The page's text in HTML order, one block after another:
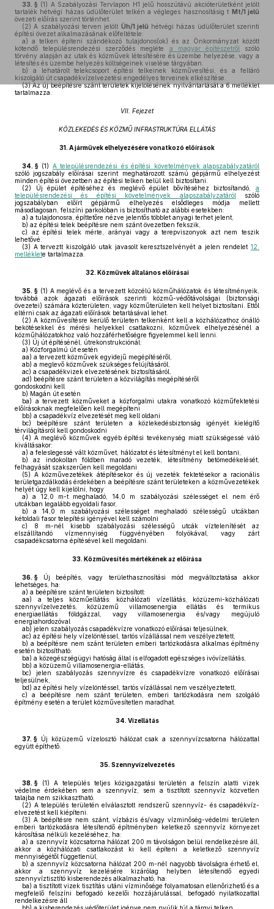
33. § (1) A Szabályozási Tervlapon H1 jelű hosszútávú akcióterületként jelölt
tartalék hétvégi házas üdülőterület telkén a végleges hasznosításig t Mt/1 jelű
övezeti előírás szerint történhet.
(2) A szabályozási terven jelölt Üh/1 jelű hétvégi házas üdülőterület szerinti
építési övezet alkalmazásának előfeltétele:
a) a telken építeni szándékozó tulajdonos(ok) és az Önkormányzat között
kötendő településrendezési szerződés megléte a magyar építészetről szóló
törvény alapján az utak és közművek létesítésére és üzembe helyezése, vagy a
létesítés és üzembe helyezés költségeinek viselése tárgyában.
b) a lehatárolt telekcsoport építési telkeinek közművesítési, és a feltáró
kiszolgáló út csapadékvízelvezetési engedélyes terveinek elkészítése.
(3)Az új beépítésre szánt területek kijelölésének nyilvántartását a 6.melléklet
tartalmazza.
VII. Fejezet
KÖZLEKEDÉS ÉS KÖZMŰ INFRASTRUKTÚRA ELLÁTÁS
31. A járművek elhelyezésére vonatkozó előírások
34. § (1) A településrendezési és építési követelmények alapszabályzatáról
szóló jogszabály előírásai szerint meghatározott számú gépjármű elhelyezést
minden építési övezetben az építési telken belül kell biztosítani.
(2) Új épület építéséhez és meglévő épület bővítéséhez biztosítandó, a
településrendezési és építési követelmények alapszabályzatáról szóló
jogszabályban előírt gépjármű elhelyezés elsődleges módja mellett
másodlagosan, felszíni parkolóban is biztosítható az alábbi esetekben:
a) a tulajdonosra, építtetőre nézve jelentős többlet anyagi terhet jelent,
b) az építési telek beépítésre nem szánt övezetben fekszik,
c) az építési telek mérte, arányai vagy a terepviszonyok azt nem teszik
lehetővé.
(3) A terveztt kiszolgáló utak javasolt keresztszelvényét a jelen rendelet 12.
melléklete tartalmazza.
32. Közművek általános előírásai
35. § (1) A meglévő és a tervezett közcélú közműhálózatok és létesítményeik,
továbbá azok ágazati előírások szerinti közmű-védőtávolságai (biztonsági
övezetei) számára közterületen, vagy közműterületen kell helyet biztosítani. Ettől
eltérni csak az ágazati előírások betartásával lehet.
(2) A közművesítésre kerülő területen telkenként kell a közhálózathoz önálló
bekötésekkel és mérési helyekkel csatlakozni, közművek elhelyezésénél a
közműhálózatokhoz való hozzáférhetőségre figyelemmel kell lenni.
(3) Új út építésénél, útrekonstrukciónál:
a) Közforgalmú út esetén
aa) a tervezett közművek egyidejű megépítéséről,
ab) a meglevő közművek szükséges felújításáról,
ac) a csapadékvizek elvezetésének biztosításáról,
ad) beépítésre szánt területen a közvilágítás megépítéséről
gondoskodni kell
b) Magán út esetén
ba) a tervezett közműveket a közforgalmi utakra vonatkozó közműfektetési
előírásoknak megfelelően kell megépíteni
bb) a csapadékvíz elvezetését meg kell oldani
bc) beépítésre szánt területen a közlekedésbiztonság igényét kielégítő
térvilágításról kell gondoskodni
(4) A meglévő közművek egyéb építési tevékenység miatt szükségessé váló
kiváltásakor:
a) a feleslegessé vált közművet, hálózatot és létesítményt el kell bontani,
b) az indokoltan földben maradó vezeték, létesítmény betömedékelését,
felhagyását szakszerűen kell megoldani
(5) A közművezetékek átépítésekor és új vezeték fektetésekor a racionális
területgazdálkodás érdekében a beépítésre szánt területeken a közművezetékek
helyét úgy kell kijelölni, hogy
a) a 12,0 m-t meghaladó, 14,0 m szabályozási szélességet el nem érő
utcákban legalább egyoldali fasor,
b) a 14,0 m szabályozási szélességet meghaladó szélességű utcákban
kétoldali fasor telepítési igényével kell számolni
c) 8 m-nél kisebb szabályozási szélességű utcák víztelenítését az
elszállítandó vízmennyiség függvényében folyókával, vagy zárt
csapadékcsatorna építésével kell megoldani.
33. Közművesítés mértékének az előírása
36. § Új beépítés, vagy területhasznosítási mód megváltoztatása akkor
lehetséges, ha:
a) a beépítésre szánt területen biztosított:
aa) a teljes közműellátás: közhálózati vízellátás, közüzemi-közhálózati
szennyvízelvezetés, közüzemű villamosenergia ellátás és termikus
energiaellátás földgázzal, vagy villamosenergia és/vagy megújuló
energiahordozóval
ab) jelen szabályozás csapadékvízre vonatkozó előírásai teljesülnek,
ac) az építési hely vízelöntéssel, tartós vízállással nem veszélyeztetett,
b) a beépítésre nem szánt területen emberi tartózkodásra alkalmas építmény
esetén biztosítható:
ba) a közegészségügyi hatóság által is elfogadott egészséges ivóvízellátás,
bb) a közüzemű villamosenergia-ellátás,
bc) jelen szabályozás szennyvízre és csapadékvízre vonatkozó előírásai
teljesülnek,
bd) az építési hely vízelöntéssel, tartós vízállással nem veszélyeztetett,
c) a beépítésre nem szánt területen, emberi tartózkodásra nem szolgáló
építmény esetén a terület közművesítetlen maradhat.
34. Vízellátás
37. § Új közüzemű vízelosztó hálózat csak a szennyvízcsatorna hálózattal
együtt építhető.
35. Szennyvízelvezetés
38. § (1) A település teljes közigazgatási területén a felszín alatti vizek
védelme érdekében sem a szennyvíz, sem a tisztított szennyvíz közvetlen
talajba nem szikkasztható.
(2) A település területén elválasztott rendszerű szennyvíz- és csapadékvíz-
elvezetést kell kiépíteni.
(3) A beépítésre nem szánt, vízbázis és/vagy vízminőség-védelmi területen
emberi tartózkodásra létesítendő építményben keletkező szennyvíz környezet
károsítása nélküli kezeléséhez, ha:
a) a szennyvíz közcsatorna hálózat 200 m távolságon belül rendelkezésre áll,
akkor a közhálózati csatlakozást ki kell építeni a keletkező szennyvíz
mennyiségétől függetlenül,
b) a szennyvíz közcsatorna hálózat 200 m-nél nagyobb távolságra érhető el,
akkor a szennyvíz kezelésére kizárólag helyben létesítendő egyedi
szennyvíztisztító kisberendezés alkalmazható, ha:
ba) a tisztított vizek tisztítás utáni vízminősége folyamatosan ellenőrizhető és a
megfelelő felszíni befogadó kezelői hozzájárulással, befogadó nyilatkozattal
rendelkezésre áll